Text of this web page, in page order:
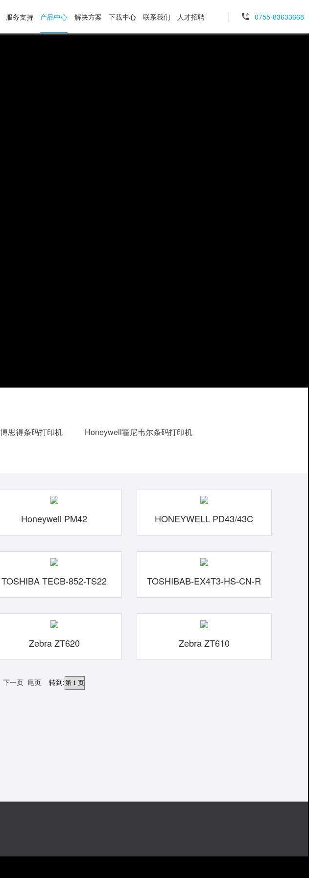
服务支持 产品中心 解决方案 下载中心 联系我们 人才招聘 0755-83633668
思得条码打印机 Honeywell霍尼韦尔条码打印机
Honeywell PM42 HONEYWELL PD43/43C
TOSHIBA TECB-852-TS22 TOSHIBAB-EX4T3-HS-CN-R
Zebra ZT620 Zebra ZT610
下一页 尾页转到: